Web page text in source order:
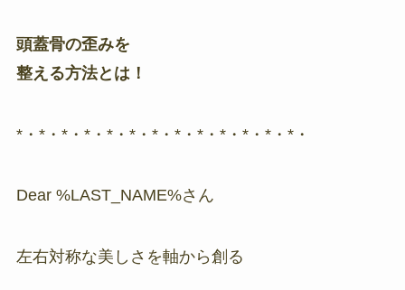
頭蓋骨の歪みを
整える方法とは！
*・*・*・*・*・*・*・*・*・*・*・*・*・
Dear %LAST_NAME%さん
左右対称な美しさを軸から創る